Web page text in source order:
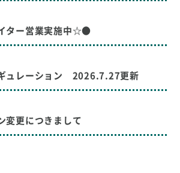
ー営業実施中☆●
ュレーション 2026.7.27更新
変更につきまして